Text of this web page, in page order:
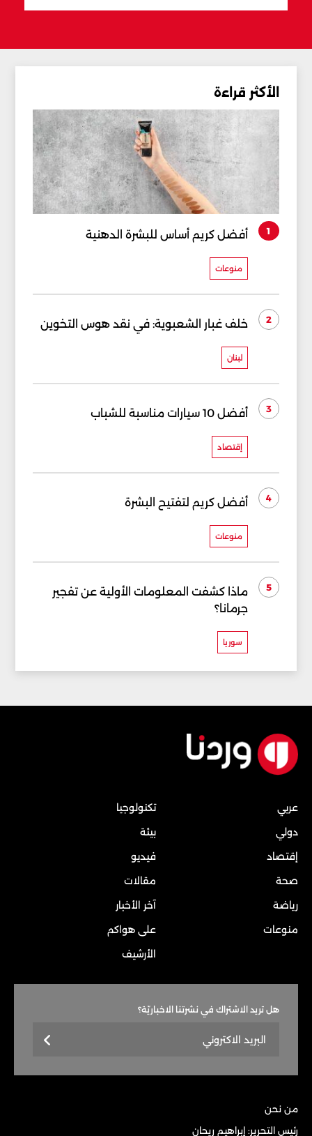
الأكثر قراءة
1 أفضل كريم أساس للبشرة الدهنية
منوعات
2 خلف غبار الشعبوية: في نقد هوس التخوين
لبنان
3 أفضل 10 سيارات مناسبة للشباب
إقتصاد
4 أفضل كريم لتفتيح البشرة
منوعات
5
ماذا كشفت المعلومات الأولية عن تفجير
جرمانا؟
سوريا
عربي
دولي
إقتصاد
صحة
رياضة
منوعات
تكنولوجيا
بيئة
فيديو
مقالات
آخر الأخبار
على هواكم
الأرشيف
هل تريد الاشتراك في نشرتنا الاخباريّة؟
من نحن
رئيس التحرير: إبراهيم ريحان